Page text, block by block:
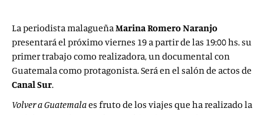
La periodista malagueñaMarina RomeroNaranjo
presentará el próximo viernes 19 a partir de las 19:00 hs. su
primer trabajo como realizadora, un documental con
Guatemala como protagonista. Será en el salón de actos de
CanalSur.
Volver a Guatemalaes fruto de los viajes que ha realizado la